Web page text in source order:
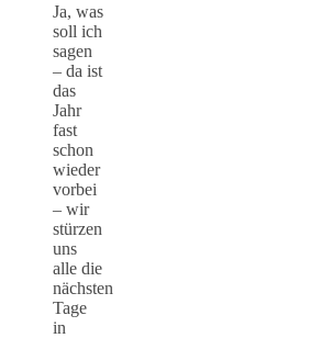
Ja, was
soll ich
sagen
– da ist
das
Jahr
fast
schon
wieder
vorbei
– wir
stürzen
uns
alle die
nächsten
Tage
in